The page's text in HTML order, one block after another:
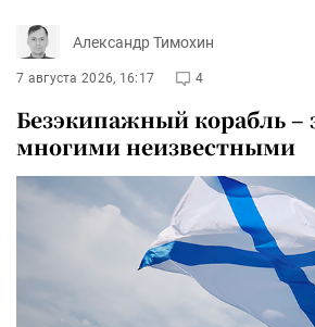
Александр Тимохин
7 августа 2026, 16:17 4
Безэкипажный корабль –
многими неизвестными